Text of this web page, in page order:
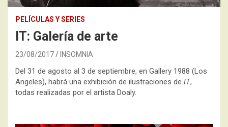
PELÍCULAS Y SERIES
IT: Galería de arte
23/08/2017 INSOMNIA
Del 31 de agosto al 3 de septiembre, en Gallery 1988 (Los
Angeles), habrá una exhibición de ilustraciones de IT,
todas realizadas por el artista Doaly.